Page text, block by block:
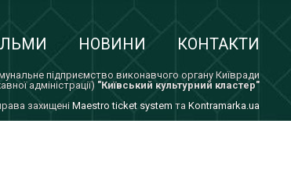
НОВИНИ КОНТАКТИ
підприємство виконавчого органу Київради
адміністрації) "Київський культурний кластер"
захищенiMaestro ticket system та Kontramarka.ua